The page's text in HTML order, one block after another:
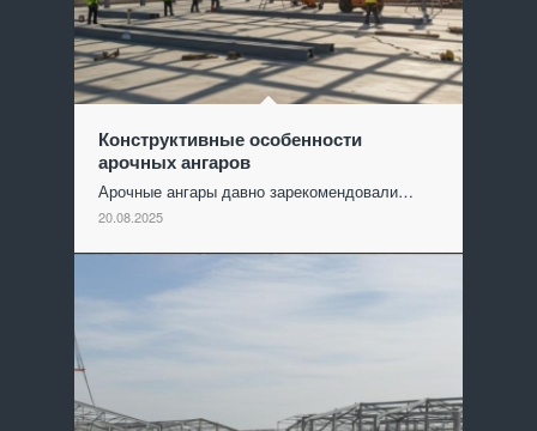
Конструктивные особенности
арочных ангаров
Арочные ангары давно зарекомендовали…
20.08.2025